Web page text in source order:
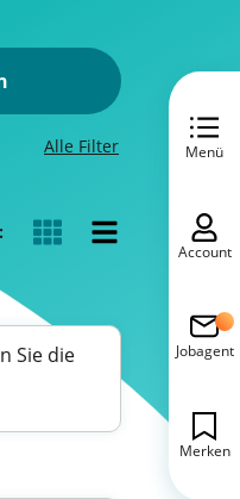
Alle Filter
Sie die
Menü
Account
Jobagent
Merken